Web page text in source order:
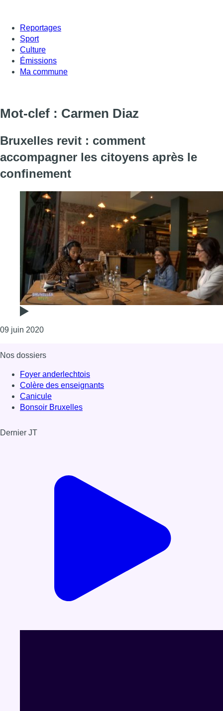
Reportages
Sport
Culture
Émissions
Ma commune
Mot-clef : Carmen Diaz
Bruxelles revit : comment
accompagner les citoyens après le
confinement
09 juin 2020Consulter l'article "Bruxelles revit : comment
Nos dossiers
Foyer anderlechtois
Colère des enseignants
Canicule
Bonsoir Bruxelles
Dernier JT